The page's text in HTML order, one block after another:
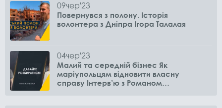
09чер'23
Повернувся з полону. Історія
волонтера з Дніпра Ігора Талалая
04чер'23
Малий та середній бізнес Як
маріупольцям відновити власну
справу Інтерв’ю з Романом